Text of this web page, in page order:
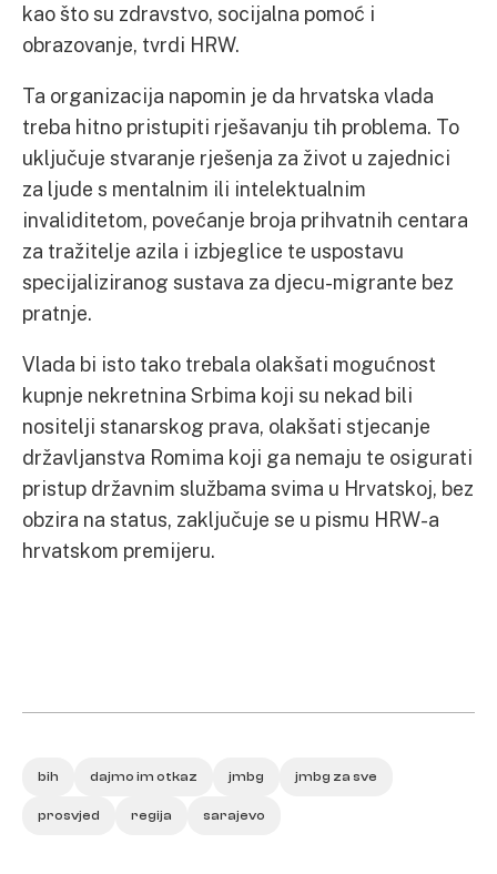
kao što su zdravstvo, socijalna pomoć i
obrazovanje, tvrdi HRW.
Ta organizacija napomin je da hrvatska vlada
treba hitno pristupiti rješavanju tih problema. To
uključuje stvaranje rješenja za život u zajednici
za ljude s mentalnim ili intelektualnim
invaliditetom, povećanje broja prihvatnih centara
za tražitelje azila i izbjeglice te uspostavu
specijaliziranog sustava za djecu-migrante bez
pratnje.
Vlada bi isto tako trebala olakšati mogućnost
kupnje nekretnina Srbima koji su nekad bili
nositelji stanarskog prava, olakšati stjecanje
državljanstva Romima koji ga nemaju te osigurati
pristup državnim službama svima u Hrvatskoj, bez
obzira na status, zaključuje se u pismu HRW-a
hrvatskom premijeru.
bih dajmo im otkaz jmbg jmbg za sve
prosvjed regija sarajevo